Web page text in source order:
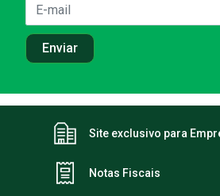
Site exclusivo para
Notas Fiscais